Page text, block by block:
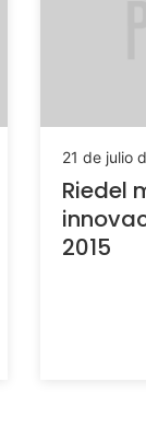
21 de julio
Riedel
2015